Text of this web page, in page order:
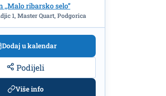
,,Malo ribarsko selo”
1, Master Quart, Podgorica
Dodaj u kalendar
Podijeli
Više info